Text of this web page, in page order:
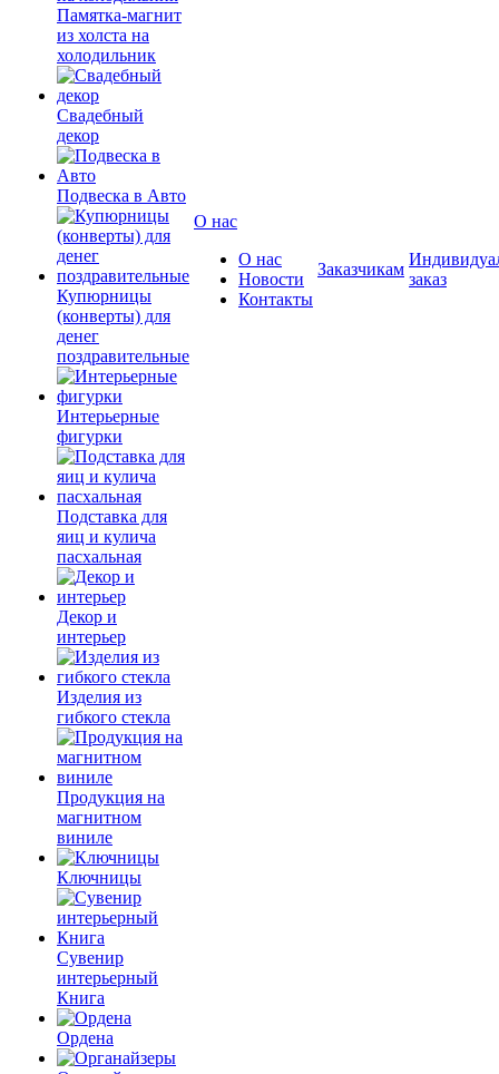
Памятка-магнит
из холста на
холодильник
Свадебный
декор
Подвеска в Авто
Купюрницы
(конверты) для
денег
поздравительные
Интерьерные
фигурки
Подставка для
яиц и кулича
пасхальная
Декор и
интерьер
Изделия из
гибкого стекла
Продукция на
магнитном
виниле
Ключницы
Сувенир
интерьерный
Книга
Ордена
О нас
О нас
Новости
Контакты
Заказчикам
заказ